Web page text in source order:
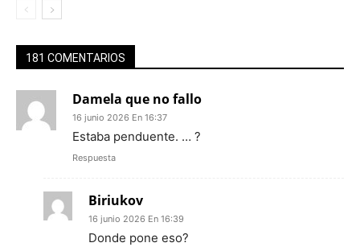
181 COMENTARIOS
Damela que no fallo
16 junio 2026 En 16:37
Estaba penduente. … ?
Respuesta
Biriukov
16 junio 2026 En 16:39
Donde pone eso?